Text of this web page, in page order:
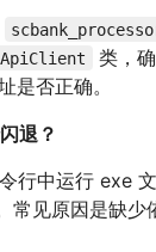
类，
是否正确。
退？
行中运行 exe
常见原因是缺少